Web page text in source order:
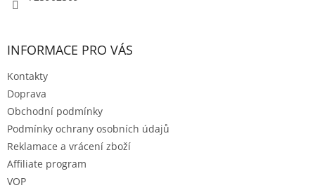
INFORMACE PRO VÁS
Kontakty
Doprava
Obchodní podmínky
Podmínky ochrany osobních údajů
Reklamace a vrácení zboží
Affiliate program
VOP